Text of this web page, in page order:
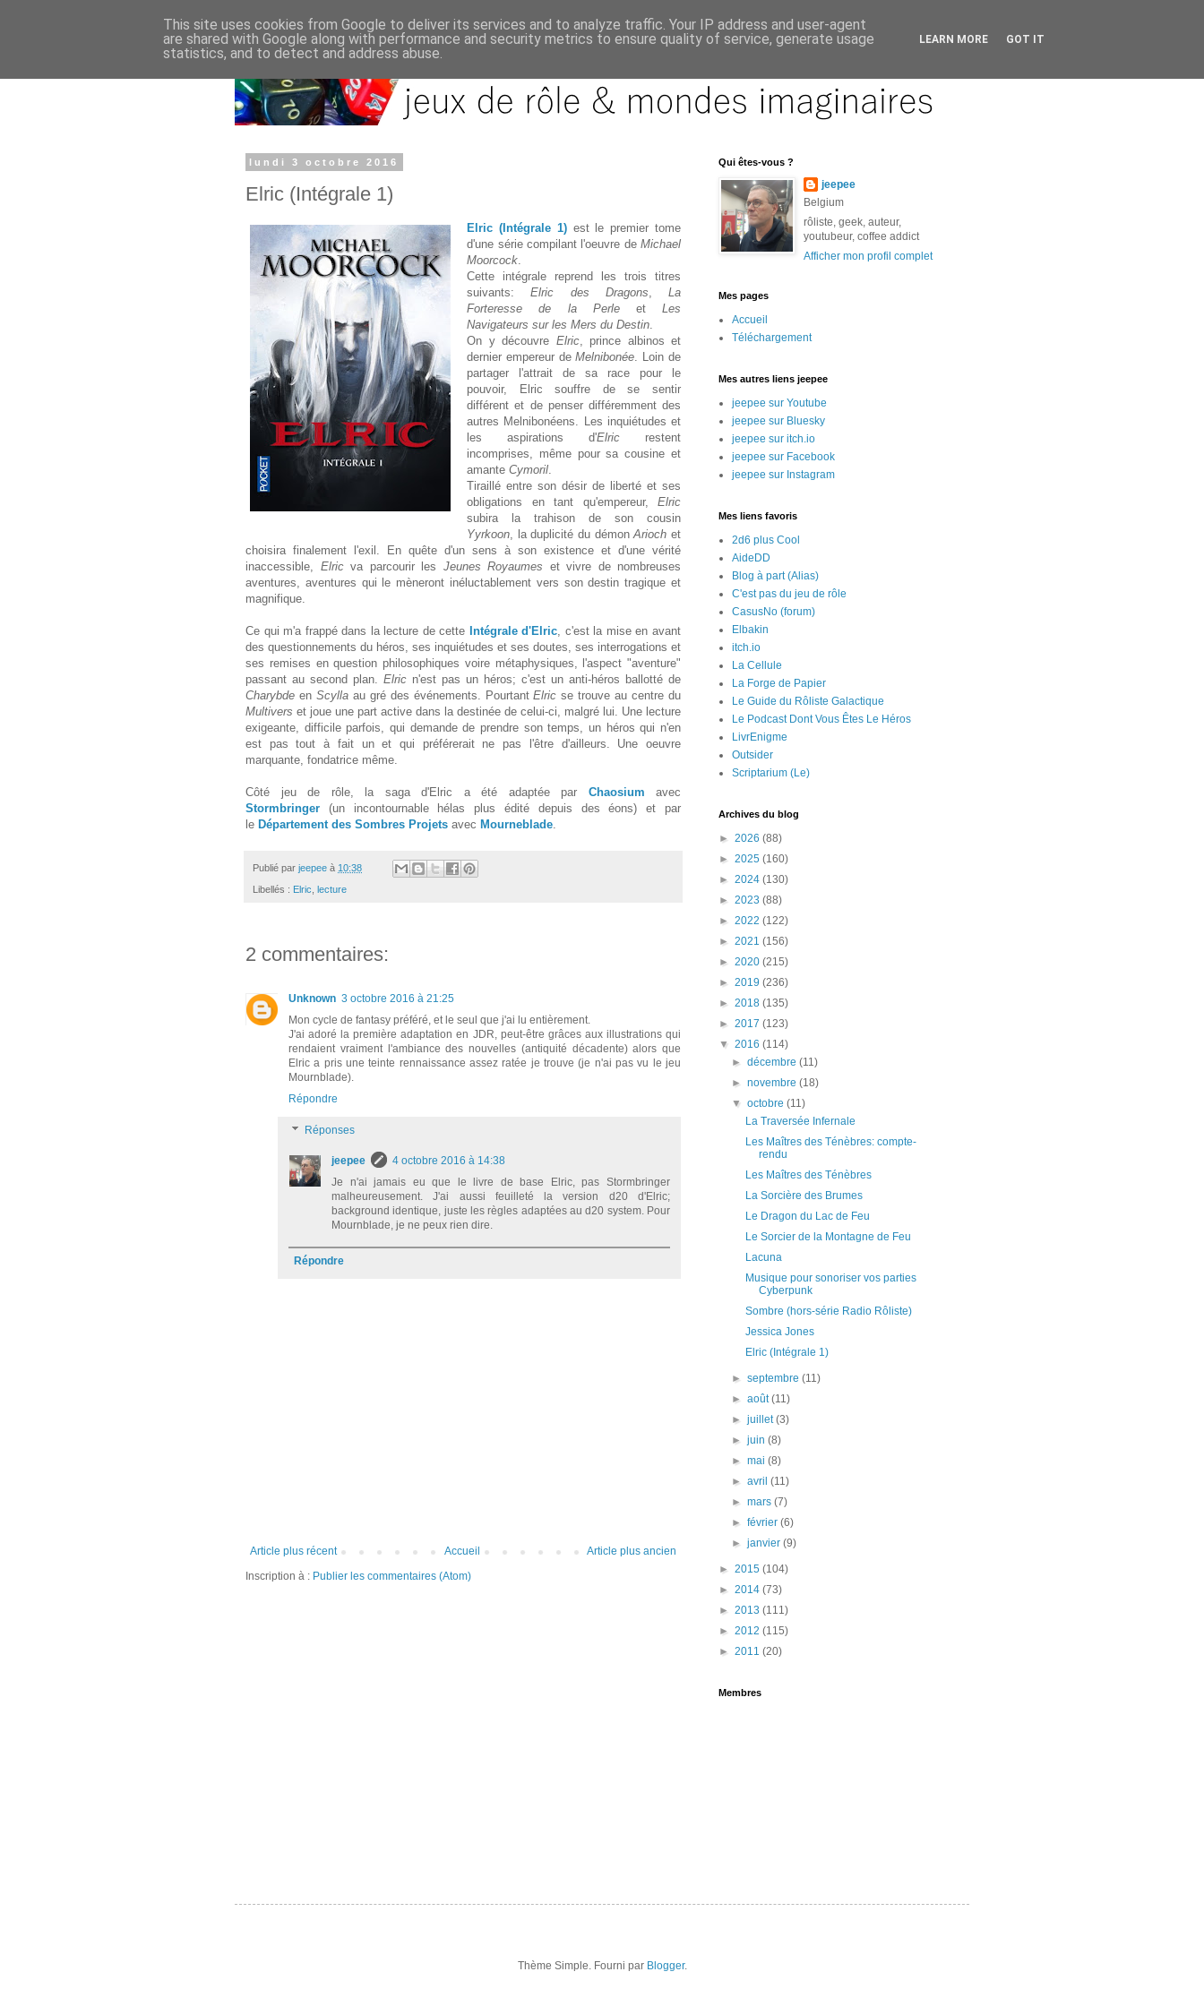
lundi 3 octobre 2016
Elric (Intégrale 1)
Elric (Intégrale 1)est le premier tome
d'une série compilant l'oeuvre de Michael
Moorcock
Cette intégrale reprend les trois titres
suivants:Elric des Dragons
La
Forteresse de la PerleetLes
Navigateurs sur les Mers du Destin
On y découvre Elric, prince albinos et
dernier empereur deMelnibonée . Loin de
partager l'attrait de sa race pour le
pouvoir, Elric souffre de se sentir
différent et de penser différemment des
autres Melnibonéens. Les inquiétudes et
les aspirations d'Elric restent
incomprises, même pour sa cousine et
amanteCymoril
Tiraillé entre son désir de liberté et ses
obligations en tant qu'empereur, Elric
subira la trahison de son cousin
Yyrkoon , la duplicité du démonAriochet
choisira finalement l'exil. En quête d'un sens à son existence et d'une vérité
inaccessible, Elric va parcourir les Jeunes Royaumes et vivre de nombreuses
aventures, aventures qui le mèneront inéluctablement vers son destin tragique et
magnifique.
Ce qui m'a frappé dans la lecture de cette Intégrale d'Elric , c'est la mise en avant
des questionnements du héros, ses inquiétudes et ses doutes, ses interrogations et
ses remises en question philosophiques voire métaphysiques, l'aspect "aventure"
passant au second plan. Elric n'est pas un héros; c'est un anti-héros ballotté de
Charybde en Scylla au gré des événements. PourtantElricse trouve au centre du
Multivers et joue une part active dans la destinée de celui-ci, malgré lui. Une lecture
exigeante, difficile parfois, qui demande de prendre son temps, un héros qui n'en
est pas tout à fait un et qui préférerait ne pas l'être d'ailleurs. Une oeuvre
marquante, fondatrice même.
Côté jeu de rôle, la saga d'Elric a été adaptée par Chaosium avec
Stormbringer (un incontournable hélas plus édité depuis des éons) et par
le Département des Sombres Projets avec Mourneblade
Publié par jeepee à 10:38
Libellés : Elric lecture
2 commentaires:
Unknown 3 octobre 2016 à 21:25
Mon cycle de fantasy préféré, et le seul que j'ai lu entièrement.
J'ai adoré la première adaptation en JDR, peut-être grâces aux illustrations qui
rendaient vraiment l'ambiance des nouvelles (antiquité décadente) alors que
Elric a pris une teinte rennaissance assez ratée je trouve (je n'ai pas vu le jeu
Mournblade).
Répondre
Réponses
jeepee
4 octobre 2016 à 14:38
Je n'ai jamais eu que le livre de base Elric, pas Stormbringer
malheureusement. J'ai aussi feuilleté la version d20 d'Elric;
background identique, juste les règles adaptées au d20 system. Pour
Mournblade, je ne peux rien dire.
Répondre
Article plus récent Article plus ancien
Accueil
Inscription à : Publier les commentaires (Atom)
Qui êtes-vous ?
jeepee
Belgium
rôliste, geek, auteur,
youtubeur, coffee addict
Afficher mon profil complet
Mes pages
Accueil
Téléchargement
Mes autres liens jeepee
jeepee sur Youtube
jeepee sur Bluesky
jeepee sur itch.io
jeepee sur Facebook
jeepee sur Instagram
Mes liens favoris
2d6 plus Cool
AideDD
Blog à part (Alias)
C'est pas du jeu de rôle
CasusNo (forum)
Elbakin
itch.io
La Cellule
La Forge de Papier
Le Guide du Rôliste Galactique
Le Podcast Dont Vous Êtes Le Héros
LivrEnigme
Outsider
Scriptarium (Le)
Archives du blog
► 2026 (88)
► 2025 (160)
► 2024 (130)
► 2023 (88)
► 2022 (122)
► 2021 (156)
► 2020 (215)
► 2019 (236)
► 2018 (135)
► 2017 (123)
▼ 2016 (114)
►décembre(11)
►novembre(18)
▼octobre(11)
La Traversée Infernale
Les Maîtres des Ténèbres: compte-
rendu
Les Maîtres des Ténèbres
La Sorcière des Brumes
Le Dragon du Lac de Feu
Le Sorcier de la Montagne de Feu
Lacuna
Musique pour sonoriser vos parties
Cyberpunk
Sombre (hors-série Radio Rôliste)
Jessica Jones
Elric (Intégrale 1)
►septembre(11)
►août(11)
►juillet(3)
►juin(8)
►mai(8)
►avril(11)
►mars(7)
►février(6)
►janvier(9)
► 2015 (104)
► 2014 (73)
► 2013 (111)
► 2012 (115)
► 2011 (20)
Membres
Thème Simple. Fourni par Blogger.
This site uses cookies from Google to deliver its services and to analyze traffic. Your IP address and user-agent
are shared with Google along with performance and security metrics to ensure quality of service, generate usage
statistics, and to detect and address abuse.
LEARN MORE GOT IT